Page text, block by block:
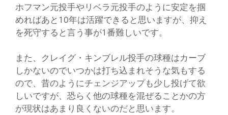
ホフマン元投手やリベラ元投手のように安定を掴
めればあと10年は活躍できると思いますが、抑え
を死守すると言う事が1番難しいです。
また、クレイグ・キンブレル投手の球種はカーブ
しかないのでいつかは打ち込まれそうな気もする
ので、昔のようにチェンジアップも少し投げて欲
しいですが、恐らく他の球種を混ぜることかの方
が現状はあまり良くないのだと思います。